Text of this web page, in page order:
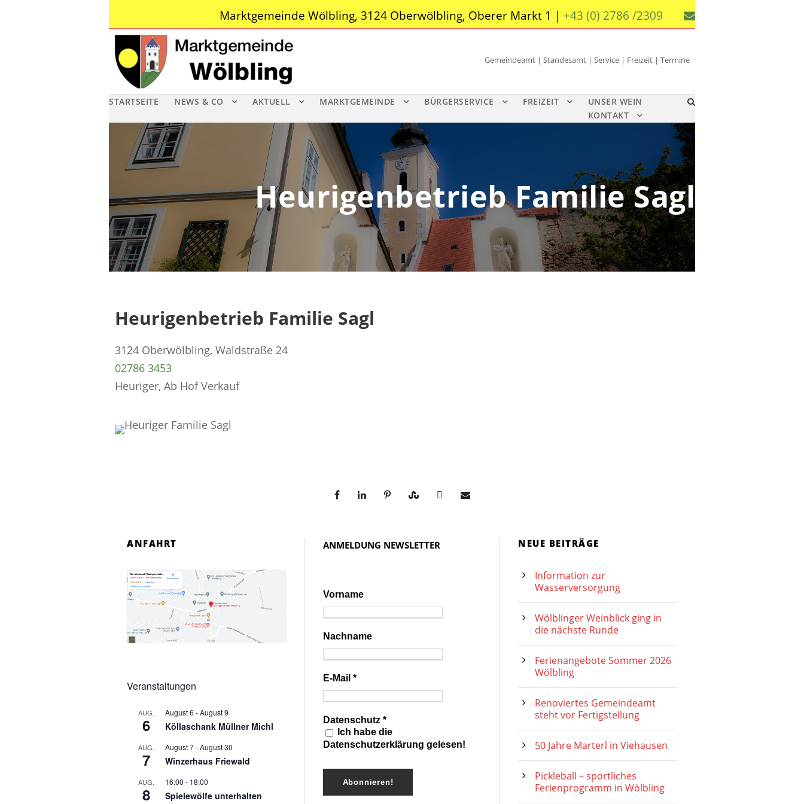
Marktgemeinde Wölbling, 3124 Oberwölbling, Oberer Markt 1 | +43 (0) 2786 /2309
Gemeindeamt | Standesamt | Service | Freizeit | Termine
STARTSEITE NEWS & CO AKTUELL MARKTGEMEINDE BÜRGERSERVICE FREIZEIT
UNSER WEIN
KONTAKT
Heurigenbetrieb Familie Sagl
Heurigenbetrieb Familie Sagl
3124 Oberwölbling, Waldstraße 24
02786 3453
Heuriger, Ab Hof Verkauf
ANFAHRT
Veranstaltungen
AUG.
6
August 6 -August 9
Köllaschank Müllner Michl
AUG.
7
August 7-August 30
Winzerhaus Friewald
AUG.
8
16:00 - 18:00
Spielewölfe unterhalten
ANMELDUNG NEWSLETTER
Vorname
Nachname
E-Mail *
Datenschutz *
Ich habe die
Datenschutzerklärung gelesen!
NEUE BEITRÄGE
Information zur
Wasserversorgung
Wölblinger Weinblick ging in
die nächste Runde
Ferienangebote Sommer 2026
Wölbling
Renoviertes Gemeindeamt
steht vor Fertigstellung
50 Jahre Marterl in Viehausen
Pickleball – sportliches
Ferienprogramm in Wölbling